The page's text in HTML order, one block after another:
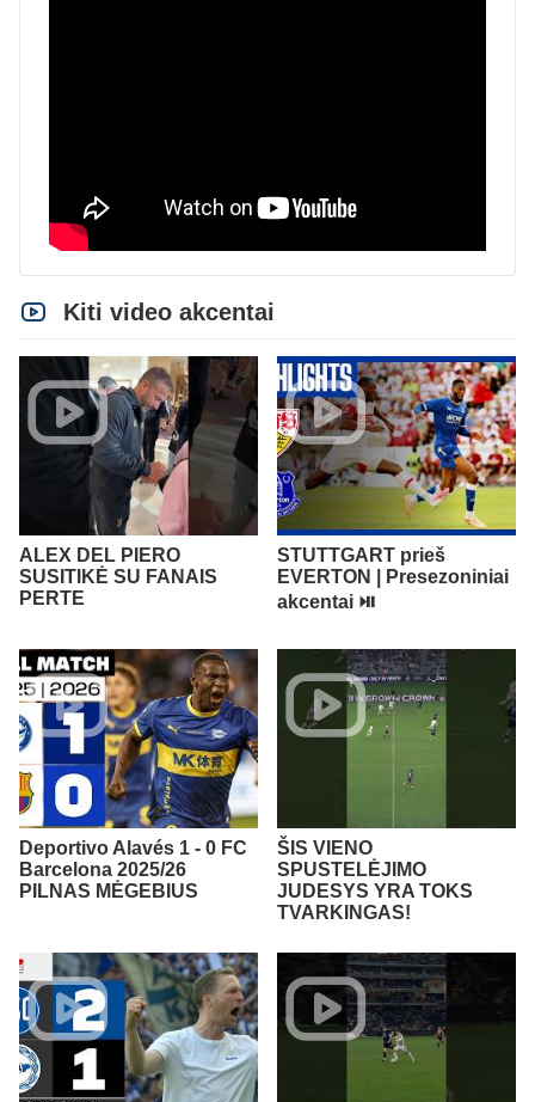
Kiti video akcentai
ALEX DEL PIERO
SUSITIKĖ SU FANAIS
PERTE
STUTTGART prieš
EVERTON | Presezoniniai
akcentai ⏯️
Deportivo Alavés 1 - 0 FC
Barcelona 2025/26
PILNAS MĖGEBIUS
ŠIS VIENO
SPUSTELĖJIMO
JUDESYS YRA TOKS
TVARKINGAS!